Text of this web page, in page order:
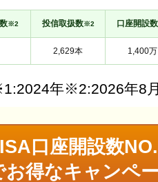
※2 投信取扱数※2 口座開設数
※2:
口座開設数
お得なキャンペ